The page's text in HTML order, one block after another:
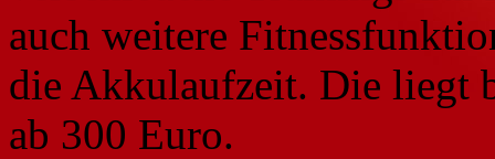
auch weitere
die Akkulaufzeit. Die liegt
ab 300 Euro.